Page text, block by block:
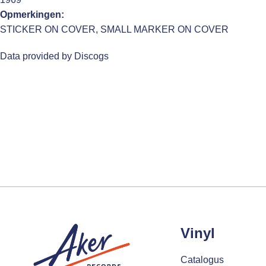
Opmerkingen:
STICKER ON COVER, SMALL MARKER ON COVER
Data provided by Discogs
Vinyl
Catalogus